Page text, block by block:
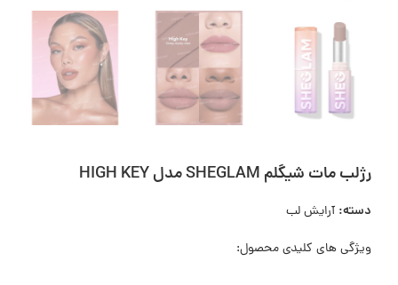
رژلب مات شيگلم SHEGLAM مدل HIGH KEY
دسته: آرایش لب
ویژگی های کلیدی محصول: